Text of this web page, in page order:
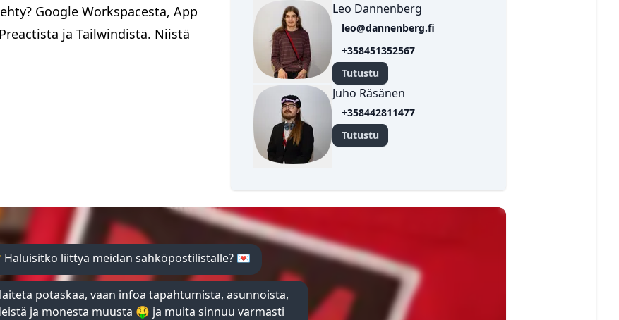
Karjalan valtuuskunta
Google Workspacesta, App
ja Tailwindistä. Niistä
Leo Dannenberg
leo@dannenberg.fi
+358451352567
Tutustu
SPIELKAN PUHEENJOHTAJA
+358451352567
Juho Räsänen
+358442811477
Tutustu
Juho Räsänen
NETTIVASTAAVA KOULUTUS- JA REKRYTOINTITOIMIKUNTA
SAUNAKERHON PUHEENJOHTAJA
PANOKERHON PUHEENJOHTAJA
Haluisitko liittyä meidän sähköpostilistalle? 💌
potaskaa, vaan infoa tapahtumista, asunnoista,
ja monesta muusta 🤑 ja muita sinnuu varmasti